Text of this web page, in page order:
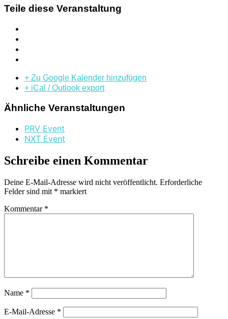
Teile diese Veranstaltung
+ Zu Google Kalender hinzufügen
+ iCal / Outlook export
Ähnliche Veranstaltungen
PRV Event
NXT Event
Schreibe einen Kommentar
Deine E-Mail-Adresse wird nicht veröffentlicht. Erforderliche
Felder sind mit * markiert
Kommentar *
Name *
E-Mail-Adresse *